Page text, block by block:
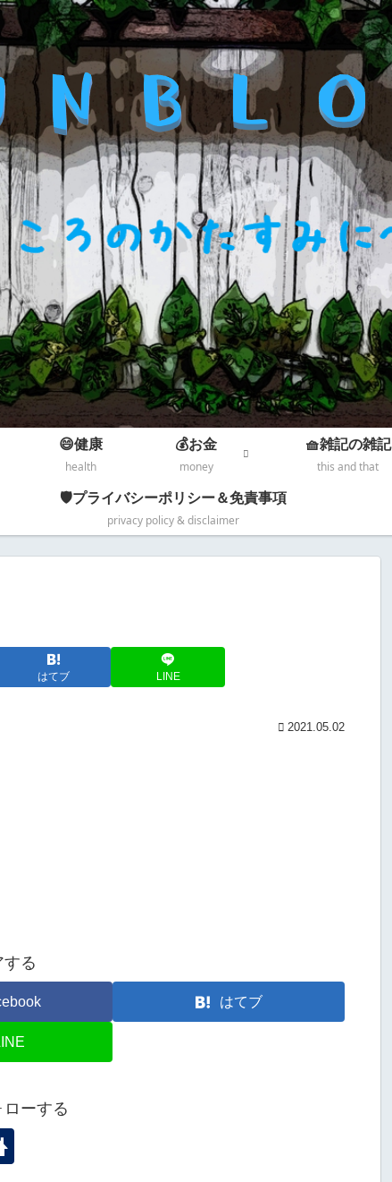
😄健康
health
💰お金
money
🧺雑記の雑記
this and that
🛡️プライバシーポリシー＆免責事項
privacy policy & disclaimer
はてブ LINE
2021.05.02
する
はてブ
ーする